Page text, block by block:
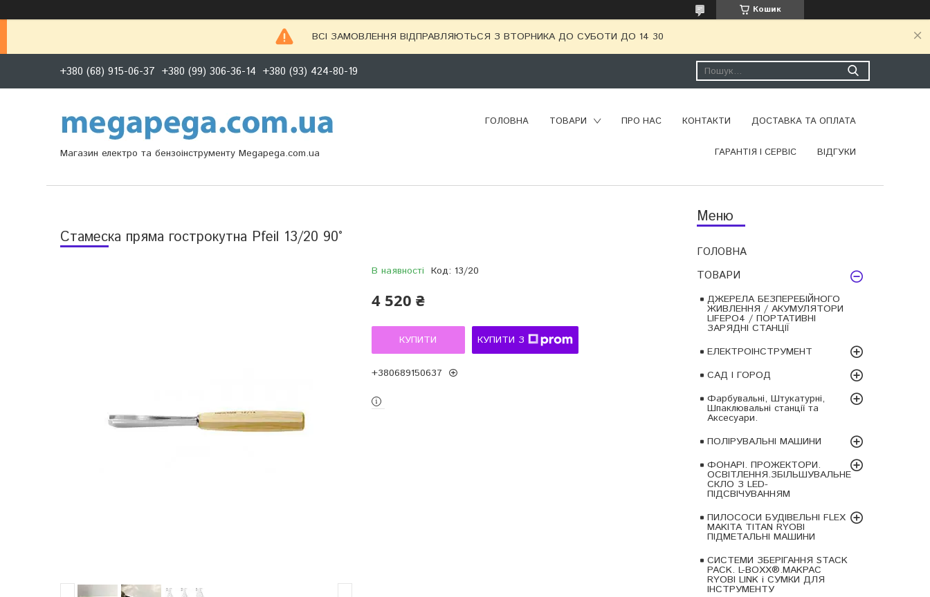
Кошик
ВСІ ЗАМОВЛЕННЯ ВІДПРАВЛЯЮТЬСЯ З ВТОРНИКА ДО СУБОТИ ДО 14 30
+380 (68) 915-06-37 +380 (99) 306-36-14 +380 (93) 424-80-19
Магазин електро та бензоінструменту Megapega.com.ua
ГОЛОВНА ТОВАРИ ПРО НАС КОНТАКТИ ДОСТАВКА ТА ОПЛАТА
ГАРАНТІЯ І СЕРВІС ВІДГУКИ
ГОЛОВНА
ТОВАРИ
ДЖЕРЕЛА БЕЗПЕРЕБІЙНОГО
ЖИВЛЕННЯ / АКУМУЛЯТОРИ
LIFEPO4 / ПОРТАТИВНІ
ЗАРЯДНІ СТАНЦІЇ
ЕЛЕКТРОІНСТРУМЕНТ
САД І ГОРОД
Фарбувальні, Штукатурні,
Шпаклювальні станції та
Аксесуари.
ПОЛІРУВАЛЬНІ МАШИНИ
ФОНАРІ. ПРОЖЕКТОРИ.
ОСВІТЛЕННЯ.ЗБІЛЬШУВАЛЬНЕ
СКЛО З LED-
ПІДСВІЧУВАННЯМ
ПИЛОСОСИ БУДІВЕЛЬНІ FLEX
MAKITA TITAN RYOBI
ПІДМЕТАЛЬНІ МАШИНИ
СИСТЕМИ ЗБЕРІГАННЯ STACK
PACK. L-BOXX®.MAKPAC
RYOBI LINK і СУМКИ ДЛЯ
ІНСТРУМЕНТУ
Стамеска пряма гострокутна Pfeil 13/20 90°
В наявності Код: 13/20
4 520 ₴
КУПИТИ КУПИТИ З
+380689150637